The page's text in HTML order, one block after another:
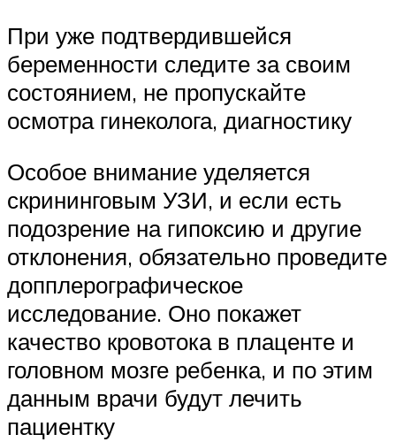
При уже подтвердившейся
беременности следите за своим
состоянием, не пропускайте
осмотра гинеколога, диагностику
Особое внимание уделяется
скрининговым УЗИ, и если есть
подозрение на гипоксию и другие
отклонения, обязательно проведите
допплерографическое
исследование. Оно покажет
качество кровотока в плаценте и
головном мозге ребенка, и по этим
данным врачи будут лечить
пациентку